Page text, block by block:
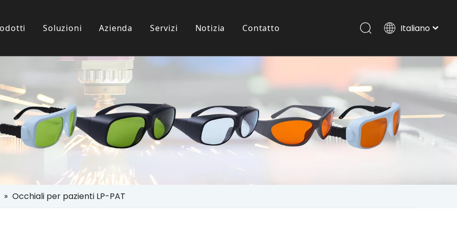
Occhiali Per Uso Paziente
Protezione Laser
Soluzioni Azienda Servizi
Scaricamento
Notizia Contatto Italiano
Español
Pусский
العربية
English
» Occhiali per pazienti LP-PAT